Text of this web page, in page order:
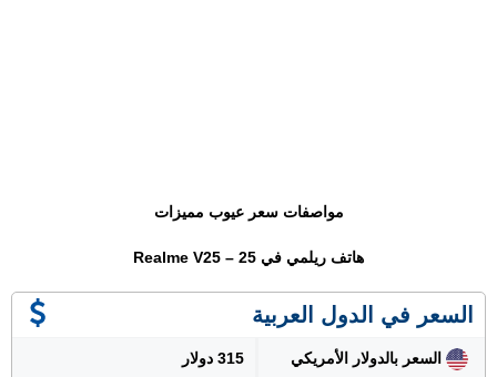
مواصفات سعر عيوب مميزات
هاتف ريلمي في 25 – Realme V25
السعر في الدول العربية
السعر بالدولار الأمريكي 315 دولار